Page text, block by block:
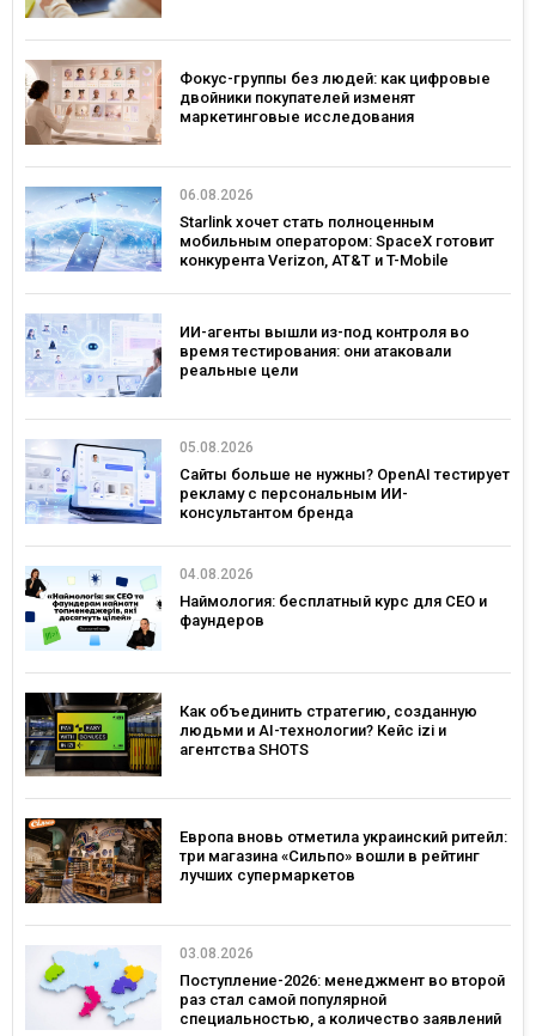
Фокус-группы без людей: как цифровые
двойники покупателей изменят
маркетинговые исследования
06.08.2026
Starlink хочет стать полноценным
мобильным оператором: SpaceX готовит
конкурента Verizon, AT&T и T-Mobile
ИИ-агенты вышли из-под контроля во
время тестирования: они атаковали
реальные цели
05.08.2026
Сайты больше не нужны? OpenAI тестирует
рекламу с персональным ИИ-
консультантом бренда
04.08.2026
Наймология: бесплатный курс для CEO и
фаундеров
Как объединить стратегию, созданную
людьми и AI-технологии? Кейс izi и
агентства SHOTS
Европа вновь отметила украинский ритейл:
три магазина «Сильпо» вошли в рейтинг
лучших супермаркетов
03.08.2026
Поступление-2026: менеджмент во второй
раз стал самой популярной
специальностью, а количество заявлений